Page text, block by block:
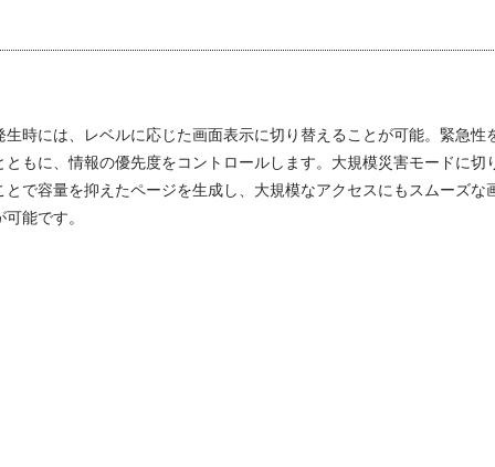
生時には、レベルに応じた画面表示に切り替えることが可能。緊急性
ともに、情報の優先度をコントロールします。大規模災害モードに切
とで容量を抑えたページを生成し、大規模なアクセスにもスムーズな
能です。